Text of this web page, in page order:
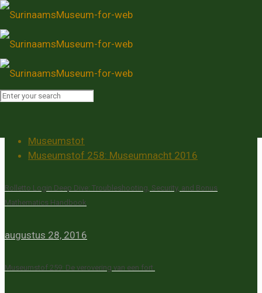
Museumstof 258:
Museumnacht 2016
Museumstof
Museumstof 258: Museumnacht 2016
Rolletto Login Deep Dive: Troubleshooting, Security, and Bonus
Mathematics Handbook
augustus 28, 2016
Museumstof 259: De verovering van een fort.